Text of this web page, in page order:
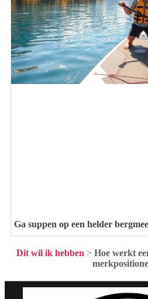
Ga suppen op een helder
Dit wil ik hebben > Hoe werkt